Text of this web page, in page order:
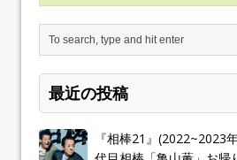
最近の投稿
『相棒21』(2022~2023